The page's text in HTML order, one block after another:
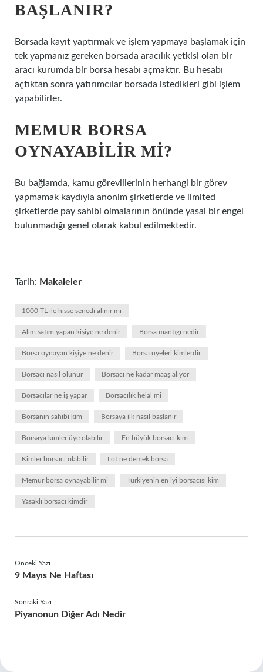
BAŞLANIR?
Borsada kayıt yaptırmak ve işlem yapmaya başlamak için
tek yapmanız gereken borsada aracılık yetkisi olan bir
aracı kurumda bir borsa hesabı açmaktır. Bu hesabı
açtıktan sonra yatırımcılar borsada istedikleri gibi işlem
yapabilirler.
MEMUR BORSA
OYNAYABILIR MI?
Bu bağlamda, kamu görevlilerinin herhangi bir görev
yapmamak kaydıyla anonim şirketlerde ve limited
şirketlerde pay sahibi olmalarının önünde yasal bir engel
bulunmadığı genel olarak kabul edilmektedir.
Tarih: Makaleler
1000 TL ile hisse senedi alınır mı
Alım satım yapan kişiye ne denir Borsa mantığı nedir
Borsa oynayan kişiye ne denir Borsa üyeleri kimlerdir
Borsacı nasıl olunur Borsacı ne kadar maaş alıyor
Borsacılar ne iş yapar Borsacılık helal mi
Borsanın sahibi kim Borsaya ilk nasıl başlanır
Borsaya kimler üye olabilir En büyük borsacı kim
Kimler borsacı olabilir Lot ne demek borsa
Memur borsa oynayabilir mi Türkiyenin en iyi borsacısı kim
Yasaklı borsacı kimdir
Önceki Yazı
9 Mayıs Ne Haftası
Sonraki Yazı
Piyanonun Diğer Adı Nedir